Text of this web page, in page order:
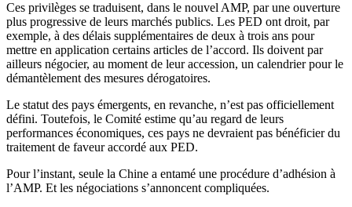
Ces privilèges se traduisent, dans le nouvel AMP, par une ouverture
plus progressive de leurs marchés publics. Les PED ont droit, par
exemple, à des délais supplémentaires de deux à trois ans pour
mettre en application certains articles de l’accord. Ils doivent par
ailleurs négocier, au moment de leur accession, un calendrier pour le
démantèlement des mesures dérogatoires.
Le statut des pays émergents, en revanche, n’est pas officiellement
défini. Toutefois, le Comité estime qu’au regard de leurs
performances économiques, ces pays ne devraient pas bénéficier du
traitement de faveur accordé aux PED.
Pour l’instant, seule la Chine a entamé une procédure d’adhésion à
l’AMP. Et les négociations s’annoncent compliquées.